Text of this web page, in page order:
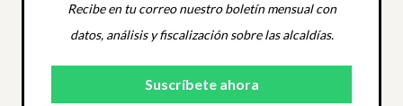
Recibe en tu correo nuestro boletín mensual con
datos, análisis y fiscalización sobre las alcaldías.